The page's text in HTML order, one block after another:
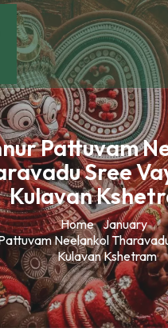
Pattuvam
Sree
Kulavan
Home January
Neelankol
Kulavan Kshetram